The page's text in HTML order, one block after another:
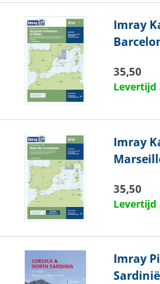
Imray
35,50
Levertijd
Imray
35,50
Levertijd
Imray
Sardinië